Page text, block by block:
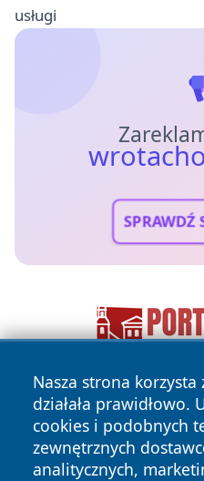
usługi
SPRAWDŹ
Nasza strona
działała prawidłowo.
cookies i podobnych
zewnętrznych
analitycznych,